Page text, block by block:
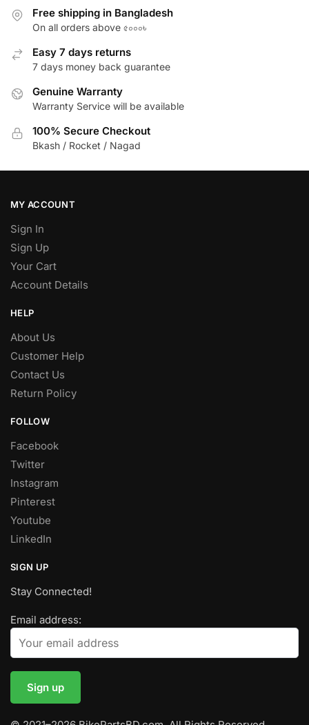
Free shipping in Bangladesh
On all orders above ৫০০০৳
Easy 7 days returns
7 days money back guarantee
Genuine Warranty
Warranty Service will be available
100% Secure Checkout
Bkash / Rocket / Nagad
MY ACCOUNT
Sign In
Sign Up
Your Cart
Account Details
HELP
About Us
Customer Help
Contact Us
Return Policy
FOLLOW
Facebook
Twitter
Instagram
Pinterest
Youtube
LinkedIn
SIGN UP
Stay Connected!
Email address: